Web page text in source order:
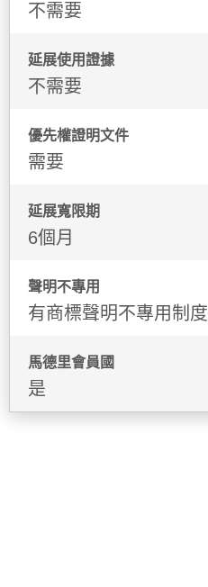
不需要
延展使用證據
不需要
優先權證明文件
需要
延展寬限期
6個月
聲明不專用
有商標聲明不專用制度
馬德里會員國
是